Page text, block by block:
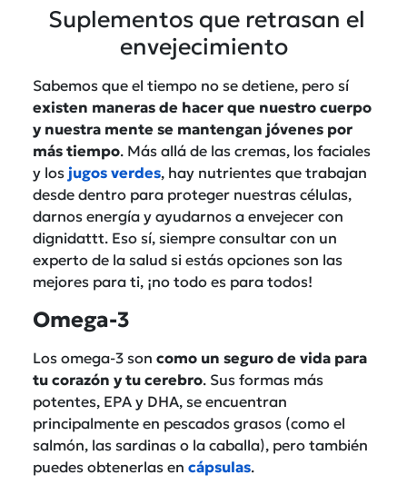
Suplementos que retrasan el
envejecimiento
Sabemos que el tiempo no se detiene, pero sí
existen maneras de hacer que nuestro cuerpo
y nuestra mente se mantengan jóvenes por
más tiempo. Más allá de las cremas, los faciales
y los jugos verdes, hay nutrientes que trabajan
desde dentro para proteger nuestras células,
darnos energía y ayudarnos a envejecer con
dignidattt. Eso sí, siempre consultar con un
experto de la salud si estás opciones son las
mejores para ti, ¡no todo es para todos!
Omega-3
Los omega-3 son como un seguro de vida para
tu corazón y tu cerebro. Sus formas más
potentes, EPA y DHA, se encuentran
principalmente en pescados grasos (como el
salmón, las sardinas o la caballa), pero también
puedes obtenerlas en cápsulas.